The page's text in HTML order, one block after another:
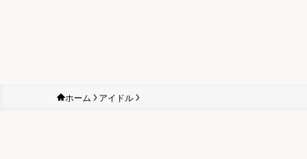
ホーム アイドル